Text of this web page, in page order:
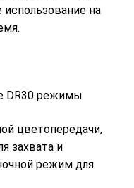
на
цветопередачи,
захвата и
режим для